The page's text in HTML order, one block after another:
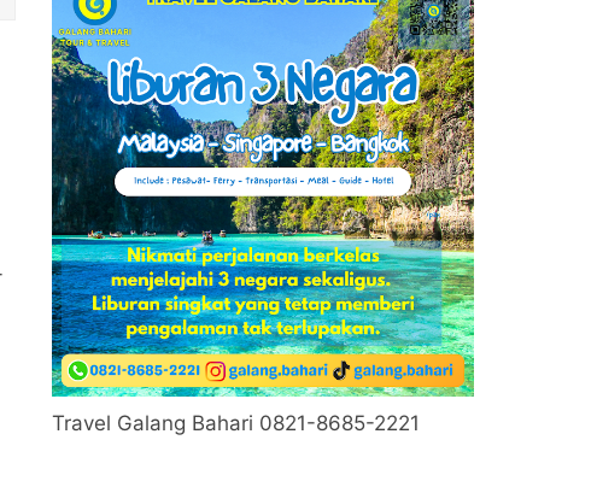
Travel Galang Bahari 0821-8685-2221